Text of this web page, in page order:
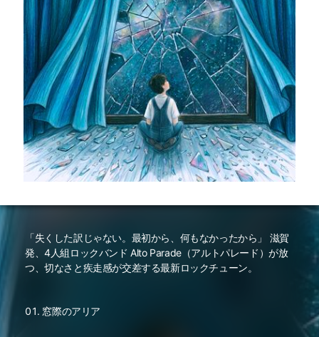
「失くした訳じゃない。最初から、何もなかったから」 滋賀
発、4人組ロックバンド Alto Parade（アルトパレード）が放
つ、切なさと疾走感が交差する最新ロックチューン。
窓際のアリア